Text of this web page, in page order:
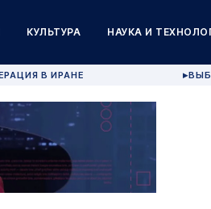
КУЛЬТУРА НАУКА И
В ИРАНЕ ▶